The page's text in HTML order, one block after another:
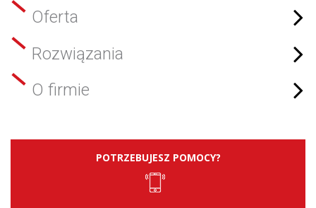
Oferta
Rozwiązania
O firmie
POTRZEBUJESZ POMOCY?